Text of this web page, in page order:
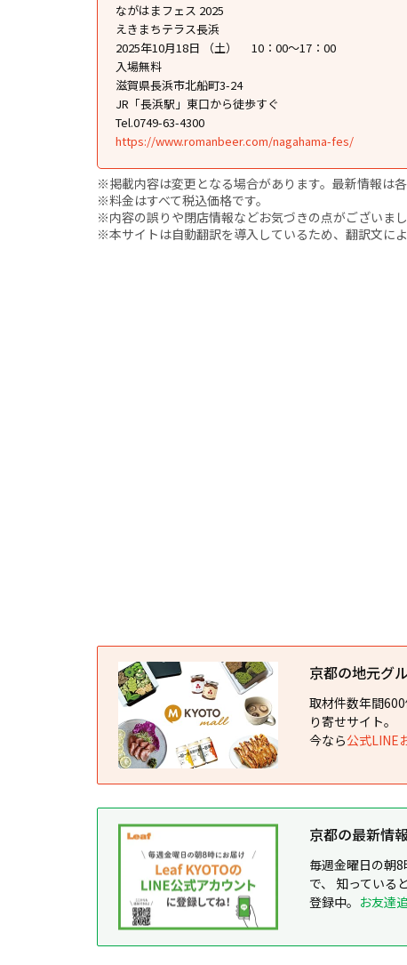
ながはまフェス 2025
えきまちテラス長浜
2025年10月18日 （土） 10：00〜17：00
入場無料
滋賀県長浜市北船町3-24
JR「長浜駅」東口から徒歩すぐ
Tel.0749-63-4300
https://www.romanbeer.com/nagahama-fes/
※掲載内容は変更となる場合があります。最新情報は
※料金はすべて税込価格です。
※内容の誤りや閉店情報などお気づきの点がございま
※本サイトは自動翻訳を導入しているため、翻訳文に
京都の地元グ
取材件数年間
り寄せサイト。
今なら公式LINE
京都の最新情
毎週金曜日の朝
で、 知っている
登録中。 お友達